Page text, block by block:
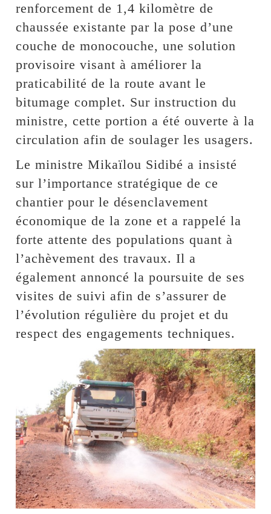
renforcement de 1,4 kilomètre de
chaussée existante par la pose d’une
couche de monocouche, une solution
provisoire visant à améliorer la
praticabilité de la route avant le
bitumage complet. Sur instruction du
ministre, cette portion a été ouverte à la
circulation afin de soulager les usagers.
Le ministre Mikaïlou Sidibé a insisté
sur l’importance stratégique de ce
chantier pour le désenclavement
économique de la zone et a rappelé la
forte attente des populations quant à
l’achèvement des travaux. Il a
également annoncé la poursuite de ses
visites de suivi afin de s’assurer de
l’évolution régulière du projet et du
respect des engagements techniques.